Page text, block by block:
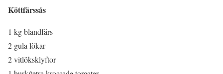
Köttfärssås
1 kg blandfärs
2 gula lökar
2 vitlöksklyftor